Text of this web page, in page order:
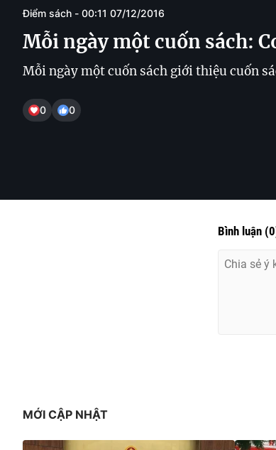
Điểm sách - 00:11 07/12/2016
Mỗi ngày một cuốn sách:
Mỗi ngày một cuốn sách giới thiệu cuốn
0 0
Bình luận (0
MỚI CẬP NHẬT